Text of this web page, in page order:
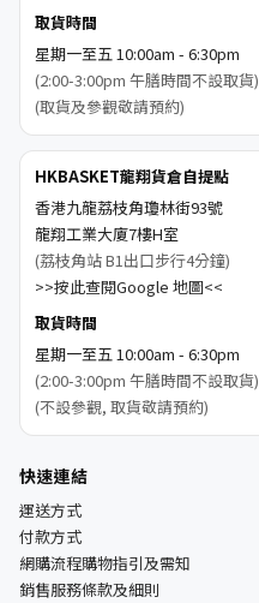
取貨時間
星期一至五 10:00am - 6:30pm
(2:00-3:00pm 午膳時間不設取貨)
(取貨及參觀敬請預約)
HKBASKET龍翔貨倉自提點
香港九龍荔枝角瓊林街93號
龍翔工業大廈7樓H室
(荔枝角站 B1出口步行4分鐘)
>>按此查閱Google 地圖<<
取貨時間
星期一至五 10:00am - 6:30pm
(2:00-3:00pm 午膳時間不設取貨)
(不設參觀, 取貨敬請預約)
快速連結
運送方式
付款方式
網購流程購物指引及需知
銷售服務條款及細則